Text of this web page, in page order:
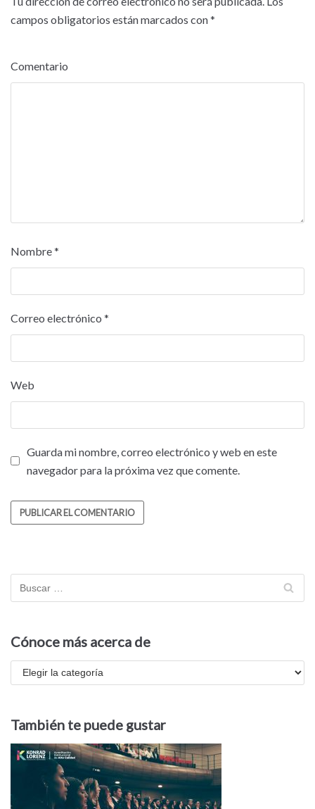
campos obligatorios están marcados con*
Comentario
Nombre*
Correo electrónico *
Web
Guarda mi nombre, correo electrónico y web en este
navegador para la próxima vez que comente.
Cónoce más acerca de
También te puede gustar